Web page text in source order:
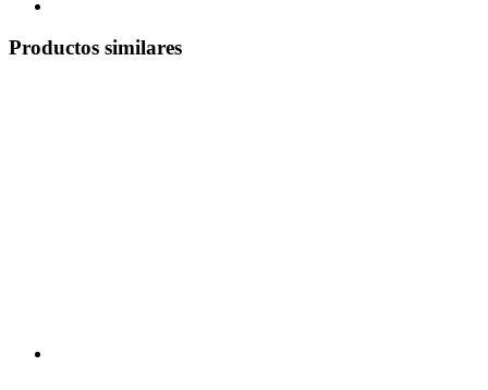
Productos similares